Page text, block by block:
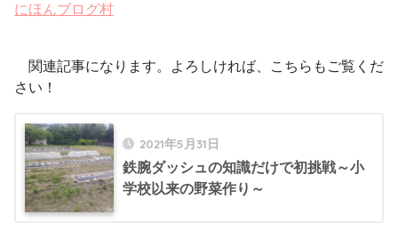
にほんブログ村
関連記事になります。よろしければ、こちらもご覧くだ
さい！
2021年5月31日
鉄腕ダッシュの知識だけで初挑戦～小
学校以来の野菜作り～